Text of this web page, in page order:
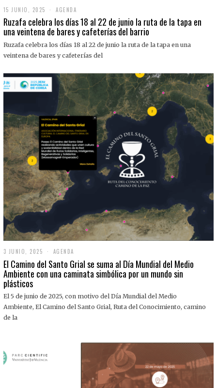
15 JUNIO, 2025
J
U
I
O
0
2
5
AGENDA
Ruzafa celebra los días 18 al 22 de junio la ruta de la tapa en
una veintena de bares y cafeterías del barrio
Ruzafa celebra los días 18 al 22 de junio la ruta de la tapa en una
veintena de bares y cafeterías del
3 JUNIO, 2025
J
U
N
,
0
AGENDA
El Camino del Santo Grial se suma al Día Mundial del Medio
Ambiente con una caminata simbólica por un mundo sin
plásticos
El 5 de junio de 2025, con motivo del Día Mundial del Medio
Ambiente, El Camino del Santo Grial, Ruta del Conocimiento, camino
de la